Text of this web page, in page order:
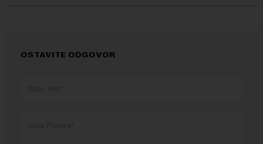
OSTAVITE ODGOVOR